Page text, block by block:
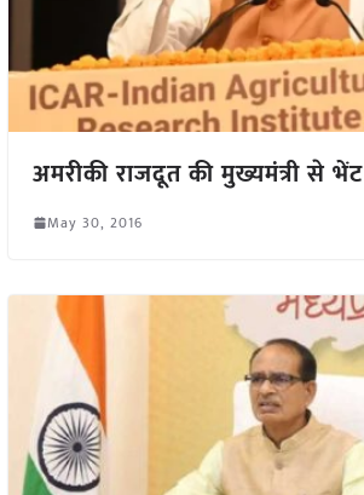
अमरीकी राजदूत की मुख्यमंत्री से भेंट
May 30, 2016